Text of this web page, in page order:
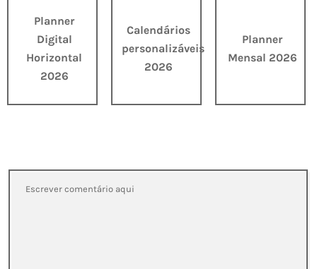
Planner
Digital
Horizontal
2026
Calendários
personalizáveis
2026
Planner
Mensal 2026